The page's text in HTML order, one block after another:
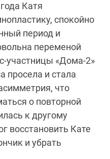
Катя
спокойно
период и
переменой
участницы «Дома-2»
просела и стала
что
о повторной
к другому
восстановить Кате
и убрать